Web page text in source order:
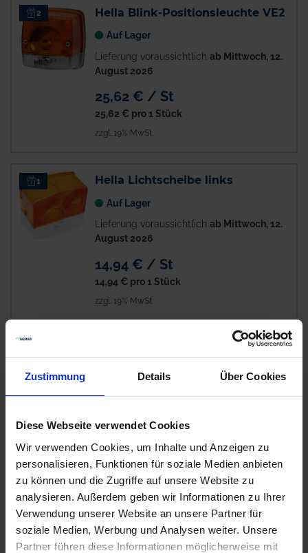
Zustimmung Details Über Cookies
Diese Webseite verwendet Cookies
Wir verwenden Cookies, um Inhalte und Anzeigen zu
personalisieren, Funktionen für soziale Medien anbieten
zu können und die Zugriffe auf unsere Website zu
analysieren. Außerdem geben wir Informationen zu Ihrer
Verwendung unserer Website an unsere Partner für
soziale Medien, Werbung und Analysen weiter. Unsere
Partner führen diese Informationen möglicherweise mit
2 Hella Blink-Positionsleuchte VE2
Auf Lager
Lieferung voraussichtlich ab Mittwoch, 12.
August 2026
25,62 € / St
25,62 € pro 1 Stück
zzgl. 19% MwSt.
1 Hella Lichtscheibe links
Auf Lager
Lieferung voraussichtlich ab Mittwoch, 12.
August 2026
14,94 € / St
14,94 € pro 1 Stück
zzgl. 19% MwSt.
Auf Lager
12,50 € / St
12,50 €pro 1 Stück
zzgl. 19% MwSt.
2 GRANIT Blink-Positionsleuchte
Nicht lieferbar